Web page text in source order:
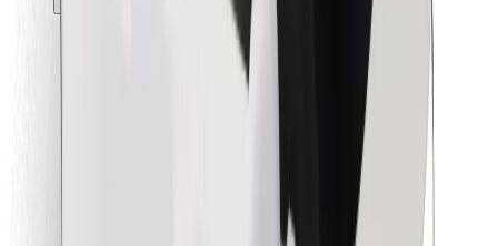
Términos y Condiciones
¡Conseguí un viaje en minutos!
Descargar la app de Bolt